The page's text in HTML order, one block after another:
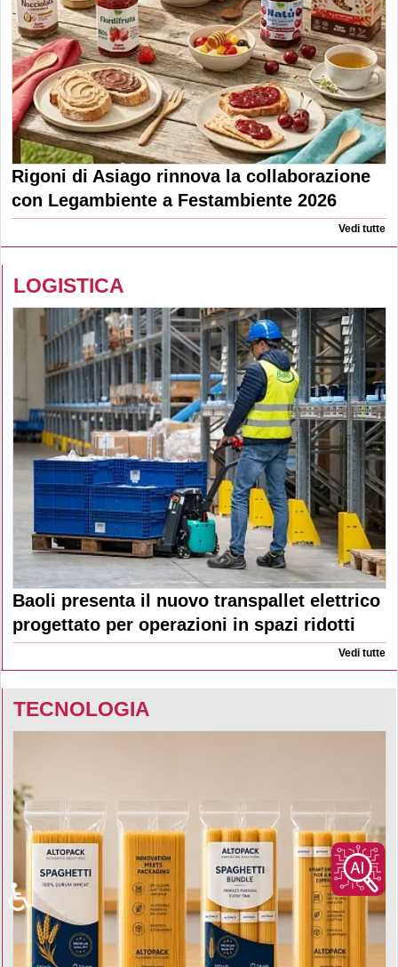
Rigoni di Asiago rinnova la collaborazione
con Legambiente a Festambiente 2026
Vedi tutte
LOGISTICA
Baoli presenta il nuovo transpallet elettrico
progettato per operazioni in spazi ridotti
Vedi tutte
TECNOLOGIA